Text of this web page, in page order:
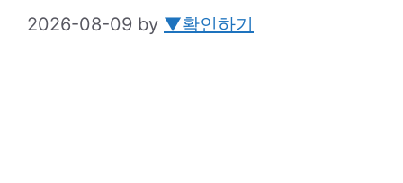
2026-08-09 by ▼확인하기